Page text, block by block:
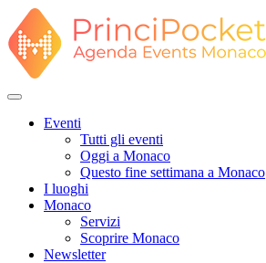
Eventi
Tutti gli eventi
Oggi a Monaco
Questo fine settimana a Monaco
I luoghi
Monaco
Servizi
Scoprire Monaco
Newsletter